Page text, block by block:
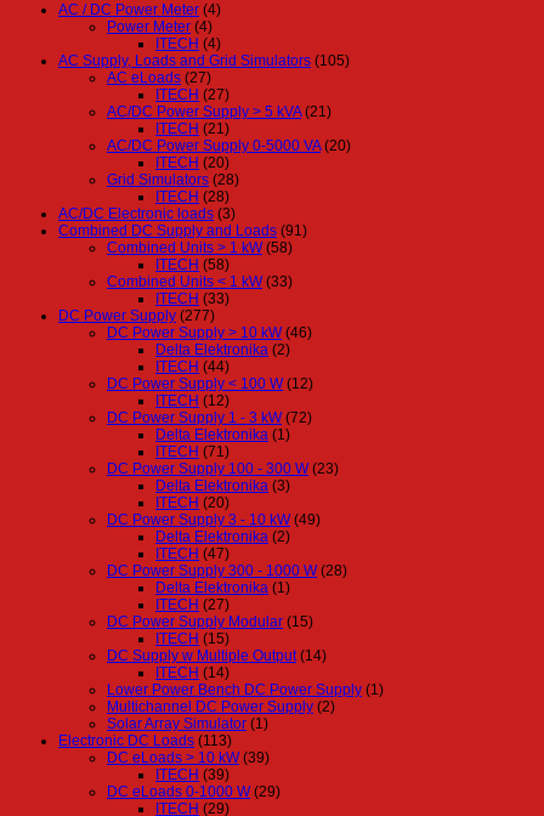
AC / DC Power Meter (4)
Power Meter (4)
ITECH (4)
AC Supply, Loads and Grid Simulators (105)
AC eLoads (27)
ITECH (27)
AC/DC Power Supply > 5 kVA (21)
ITECH (21)
AC/DC Power Supply 0-5000 VA (20)
ITECH (20)
Grid Simulators (28)
ITECH (28)
AC/DC Electronic loads (3)
Combined DC Supply and Loads (91)
Combined Units > 1 kW (58)
ITECH (58)
Combined Units < 1 kW (33)
ITECH (33)
DC Power Supply (277)
DC Power Supply > 10 kW (46)
Delta Elektronika (2)
ITECH (44)
DC Power Supply < 100 W (12)
ITECH (12)
DC Power Supply 1 - 3 kW (72)
Delta Elektronika (1)
ITECH (71)
DC Power Supply 100 - 300 W (23)
Delta Elektronika (3)
ITECH (20)
DC Power Supply 3 - 10 kW (49)
Delta Elektronika (2)
ITECH (47)
DC Power Supply 300 - 1000 W (28)
Delta Elektronika (1)
ITECH (27)
DC Power Supply Modular (15)
ITECH (15)
DC Supply w Multiple Output (14)
ITECH (14)
Lower Power Bench DC Power Supply (1)
Multichannel DC Power Supply (2)
Solar Array Simulator (1)
Electronic DC Loads (113)
DC eLoads > 10 kW (39)
ITECH (39)
DC eLoads 0-1000 W (29)
ITECH (29)